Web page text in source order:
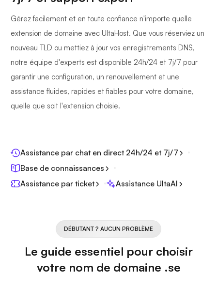
Gérez facilement et en toute confiance n'importe quelle
extension de domaine avec UltaHost. Que vous réserviez un
nouveau TLD ou mettiez à jour vos enregistrements DNS,
notre équipe d'experts est disponible 24h/24 et 7j/7 pour
garantir une configuration, un renouvellement et une
assistance fluides, rapides et fiables pour votre domaine,
quelle que soit l'extension choisie.
Assistance par chat en direct 24h/24 et 7j/7
Base de connaissances
Assistance par ticket
Assistance UltaAI
DÉBUTANT ? AUCUN PROBLÈME
Le guide essentiel pour choisir
votre nom de domaine .se